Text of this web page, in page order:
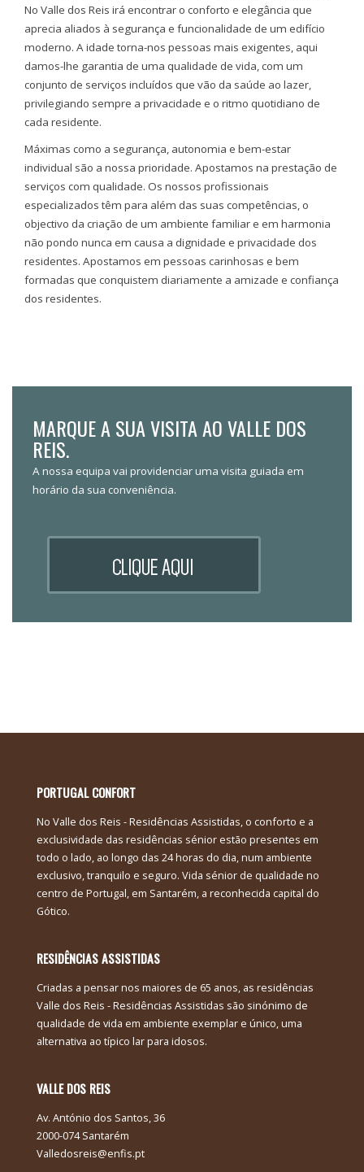
No Valle dos Reis irá encontrar o conforto e elegância que
aprecia aliados à segurança e funcionalidade de um edifício
moderno. A idade torna-nos pessoas mais exigentes, aqui
damos-lhe garantia de uma qualidade de vida, com um
conjunto de serviços incluídos que vão da saúde ao lazer,
privilegiando sempre a privacidade e o ritmo quotidiano de
cada residente.
Máximas como a segurança, autonomia e bem-estar
individual são a nossa prioridade. Apostamos na prestação de
serviços com qualidade. Os nossos profissionais
especializados têm para além das suas competências, o
objectivo da criação de um ambiente familiar e em harmonia
não pondo nunca em causa a dignidade e privacidade dos
residentes. Apostamos em pessoas carinhosas e bem
formadas que conquistem diariamente a amizade e confiança
dos residentes.
MARQUE A SUA VISITA AO VALLE DOS
REIS.
A nossa equipa vai providenciar uma visita guiada em
horário da sua conveniência.
PORTUGAL CONFORT
No Valle dos Reis - Residências Assistidas, o conforto e a
exclusividade das residências sénior estão presentes em
todo o lado, ao longo das 24 horas do dia, num ambiente
exclusivo, tranquilo e seguro. Vida sénior de qualidade no
centro de Portugal, em Santarém, a reconhecida capital do
Gótico.
RESIDÊNCIAS ASSISTIDAS
Criadas a pensar nos maiores de 65 anos, as residências
Valle dos Reis - Residências Assistidas são sinónimo de
qualidade de vida em ambiente exemplar e único, uma
alternativa ao típico lar para idosos.
VALLE DOS REIS
Av. António dos Santos, 36
2000-074 Santarém
Valledosreis@enfis.pt